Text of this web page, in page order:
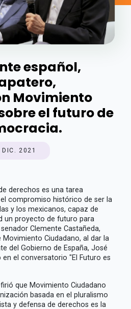
español,
Movimiento
el futuro de
DIC. 2021
derechos es una tarea
compromiso histórico de ser la
y los mexicanos, capaz de
un proyecto de futuro para
Clemente Castañeda,
Ciudadano, al dar la
del Gobierno de España, José
el conversatorio "El Futuro es
que Movimiento Ciudadano
basada en el pluralismo
y defensa de derechos es la